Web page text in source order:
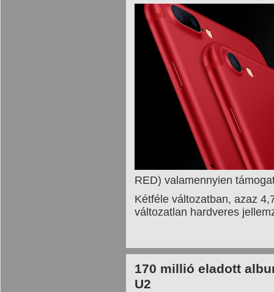
RED) valamennyien
Kétféle változatban, azaz
változatlan hardveres
170 millió eladott
U2